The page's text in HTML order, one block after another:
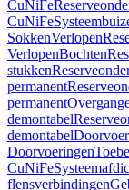
CuNiFe
CuNiFe
SokkenVerlopen
VerlopenBochten
stukken
permanent
permanent
demontabel
demontabel
Doorvoeringen
CuNiFe
flensverbindingen